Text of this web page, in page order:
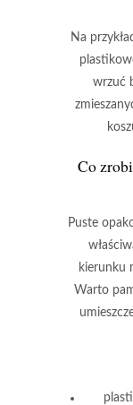
Na
wrzuć
Co
Puste
kierunku
Warto